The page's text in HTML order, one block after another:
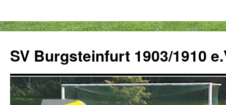
springen
SV Burgsteinfurt 1903/1910